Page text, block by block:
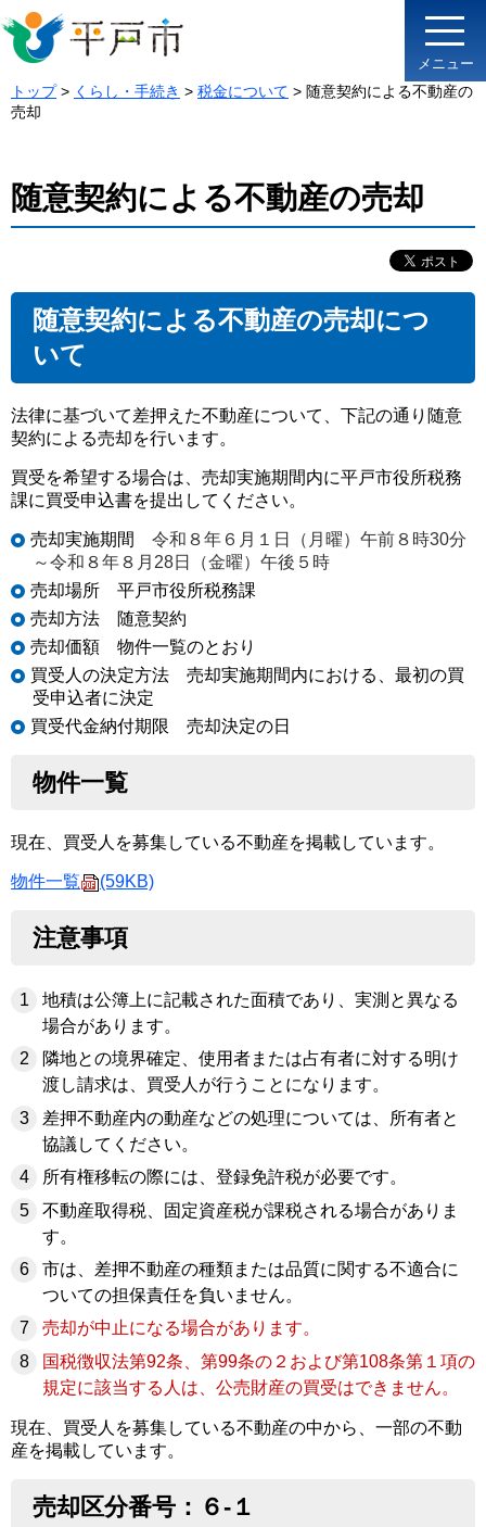
メニュー
トップ> くらし・手続き > 税金について > 随意契約による不動産の
売却
随意契約による不動産の売却
随意契約による不動産の売却につ
いて
法律に基づいて差押えた不動産について、下記の通り随意
契約による売却を行います。
買受を希望する場合は、売却実施期間内に平戸市役所税務
課に買受申込書を提出してください。
売却実施期間 令和８年６ 月１日（月曜）午前８時30分
～令和８年８月28日（金曜）午後５時
売却場所 平戸市役所税務課
売却方法 随意契約
売却価額 物件一覧のとおり
買受人の決定方法 売却実施期間内における、最初の買
受申込者に決定
買受代金納付期限 売却決定の日
物件一覧
現在、買受人を募集している不動産を掲載しています。
物件一覧 (59KB)
注意事項
地積は公簿上に記載された面積であり、実測と異なる
場合があります。
隣地との境界確定、使用者または占有者に対する明け
渡し請求は、買受人が行うことになります。
差押不動産内の動産などの処理については、所有者と
協議してください。
所有権移転の際には、登録免許税が必要です。
不動産取得税、固定資産税が課税される場合がありま
す。
市は、差押不動産の種類または品質に関する不適合に
ついての担保責任を負いません。
売却が中止になる場合があります。
国税徴収法第92条、第99条の２およ び第108条第１項の
規定に該当する人は、公売財産の買受はできません。
現在、買受人を募集している不動産の中から、一部の不動
産を掲載しています。
売却区分番号：６-１